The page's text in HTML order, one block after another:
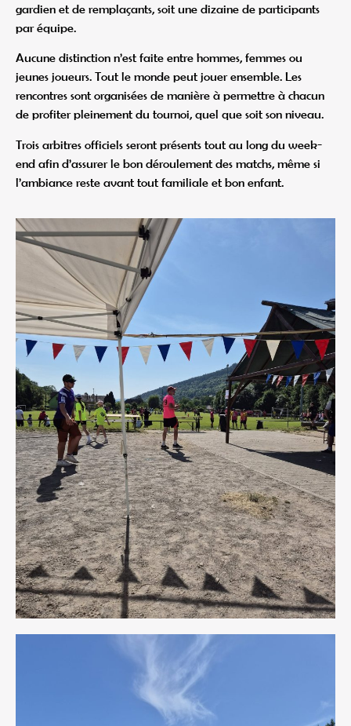
gardien et de remplaçants, soit une dizaine de participants
par équipe.
Aucune distinction n’est faite entre hommes, femmes ou
jeunes joueurs. Tout le monde peut jouer ensemble. Les
rencontres sont organisées de manière à permettre à chacun
de profiter pleinement du tournoi, quel que soit son niveau.
Trois arbitres officiels seront présents tout au long du week-
end afin d’assurer le bon déroulement des matchs, même si
l’ambiance reste avant tout familiale et bon enfant.